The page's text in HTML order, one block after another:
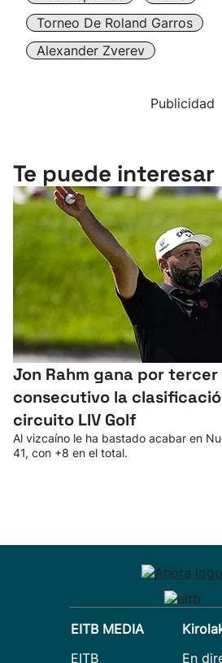
Torneo De Roland Garros
Alexander Zverev
Publicidad
Te puede interesar
Jon Rahm gana por tercer
consecutivo la
circuito LIV Golf
Al vizcaíno le ha bastado acabar en
41, con +8 en el total.
EITB MEDIA
EITB
En